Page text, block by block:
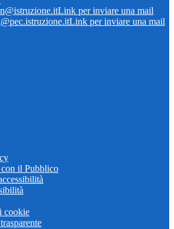
Link per inviare una mail
Link per inviare una mail
il Pubblico
cookie